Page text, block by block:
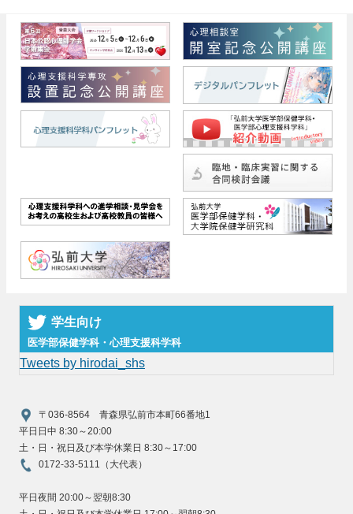
学生向け
医学部保健学科・心理支援科学科
Tweets by hirodai_shs
〒036-8564 青森県弘前市本町66番地1
平日日中 8:30～20:00
土・日・祝日及び本学休業日 8:30～17:00
0172-33-5111（大代表）
平日夜間 20:00～翌朝8:30